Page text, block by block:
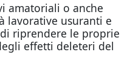
amatoriali o anche
lavorative usuranti e
riprendere le proprie
effetti deleteri del